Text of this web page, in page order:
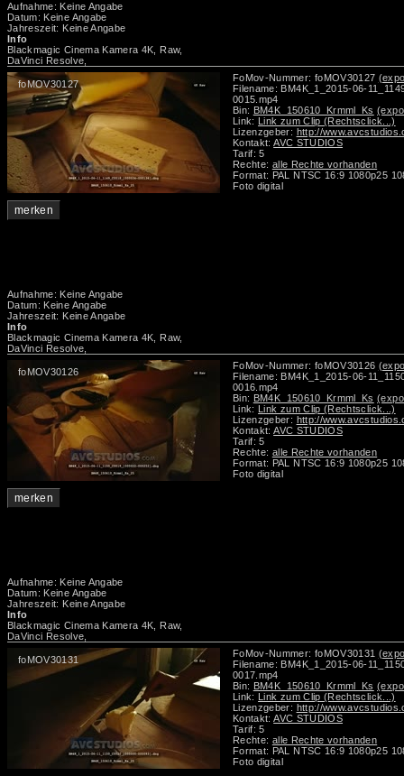
Aufnahme: Keine Angabe
Datum: Keine Angabe
Jahreszeit: Keine Angabe
Info
Blackmagic Cinema Kamera 4K, Raw,
DaVinci Resolve,
foMOV30127
merken
FoMov-Nummer: foMOV30127
Filename: BM4K_1_2015-06-
0015.mp4
Bin: BM4K_150610_Krmml_Ks
Link: Link zum Clip (Rechtsclick...)
Lizenzgeber: http://
Kontakt:AVC STUDIOS
Tarif: 5
Rechte: alle Rechte vorhanden
Format: PAL NTSC 16:9 1080p25
Foto digital
Aufnahme: Keine Angabe
Datum: Keine Angabe
Jahreszeit: Keine Angabe
Info
Blackmagic Cinema Kamera 4K, Raw,
DaVinci Resolve,
foMOV30126
merken
FoMov-Nummer: foMOV30126
Filename: BM4K_1_2015-06-
0016.mp4
Bin: BM4K_150610_Krmml_Ks
Link: Link zum Clip (Rechtsclick...)
Lizenzgeber: http://
Kontakt:AVC STUDIOS
Tarif: 5
Rechte: alle Rechte vorhanden
Format: PAL NTSC 16:9 1080p25
Foto digital
Aufnahme: Keine Angabe
Datum: Keine Angabe
Jahreszeit: Keine Angabe
Info
Blackmagic Cinema Kamera 4K, Raw,
DaVinci Resolve,
foMOV30131
FoMov-Nummer: foMOV30131
Filename: BM4K_1_2015-06-
0017.mp4
Bin: BM4K_150610_Krmml_Ks
Link: Link zum Clip (Rechtsclick...)
Lizenzgeber: http://
Kontakt:AVC STUDIOS
Tarif: 5
Rechte: alle Rechte vorhanden
Format: PAL NTSC 16:9 1080p25
Foto digital